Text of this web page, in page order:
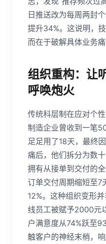
日推送改为每周两封
提升34%。这说明，
而在于破解具体业务痛
组织重构：让
呼唤炮火
传统科层制在应对个
制造企业曾收到一笔
足足用了18天，最终
痛后，他们拆分为数
拥有从接单到交付的
订单交付周期缩短至7
12%。这种组织变形
线员工被赋予2000元
户满意度从74%跃至
触客户的神经末梢，